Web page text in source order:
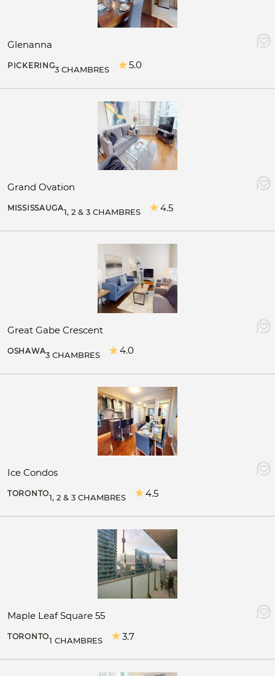
Glenanna
PICKERING3 CHAMBRES 5.0
Grand Ovation
MISSISSAUGA1, 2 & 3 CHAMBRES 4.5
Great Gabe Crescent
OSHAWA3 CHAMBRES 4.0
Ice Condos
TORONTO1, 2 & 3 CHAMBRES 4.5
Maple Leaf Square 55
TORONTO1 CHAMBRES 3.7